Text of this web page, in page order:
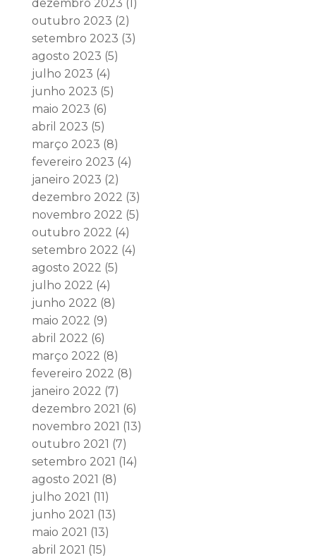
dezembro 2023 (1)
outubro 2023 (2)
setembro 2023 (3)
agosto 2023 (5)
julho 2023 (4)
junho 2023 (5)
maio 2023 (6)
abril 2023 (5)
março 2023 (8)
fevereiro 2023 (4)
janeiro 2023 (2)
dezembro 2022 (3)
novembro 2022 (5)
outubro 2022 (4)
setembro 2022 (4)
agosto 2022 (5)
julho 2022 (4)
junho 2022 (8)
maio 2022 (9)
abril 2022 (6)
março 2022 (8)
fevereiro 2022 (8)
janeiro 2022 (7)
dezembro 2021 (6)
novembro 2021 (13)
outubro 2021 (7)
setembro 2021 (14)
agosto 2021 (8)
julho 2021 (11)
junho 2021 (13)
maio 2021 (13)
abril 2021 (15)